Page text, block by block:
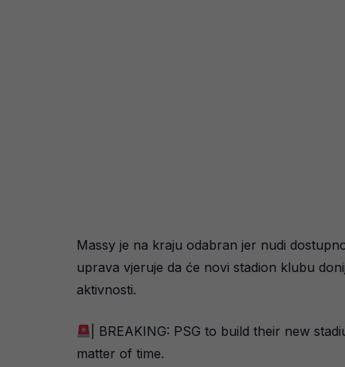
Massy je na kraju odabran jer nudi
uprava vjeruje da će novi stadion klubu
aktivnosti.
| BREAKING: PSG to build their new
matter of time.